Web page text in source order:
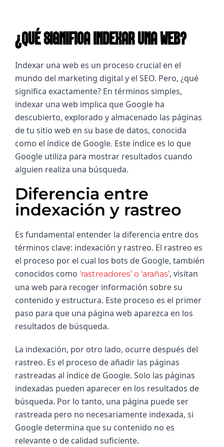
¿QUÉ SIGNIFICA INDEXAR UNA WEB?
Indexar una web es un proceso crucial en el
mundo del marketing digital y el SEO. Pero, ¿qué
significa exactamente? En términos simples,
indexar una web implica que Google ha
descubierto, explorado y almacenado las páginas
de tu sitio web en su base de datos, conocida
como el índice de Google. Este índice es lo que
Google utiliza para mostrar resultados cuando
alguien realiza una búsqueda.
Diferencia entre
indexación y rastreo
Es fundamental entender la diferencia entre dos
términos clave: indexación y rastreo. El rastreo es
el proceso por el cual los bots de Google, también
conocidos como ‘rastreadores’ o ‘arañas’, visitan
una web para recoger información sobre su
contenido y estructura. Este proceso es el primer
paso para que una página web aparezca en los
resultados de búsqueda.
La indexación, por otro lado, ocurre después del
rastreo. Es el proceso de añadir las páginas
rastreadas al índice de Google. Solo las páginas
indexadas pueden aparecer en los resultados de
búsqueda. Por lo tanto, una página puede ser
rastreada pero no necesariamente indexada, si
Google determina que su contenido no es
relevante o de calidad suficiente.